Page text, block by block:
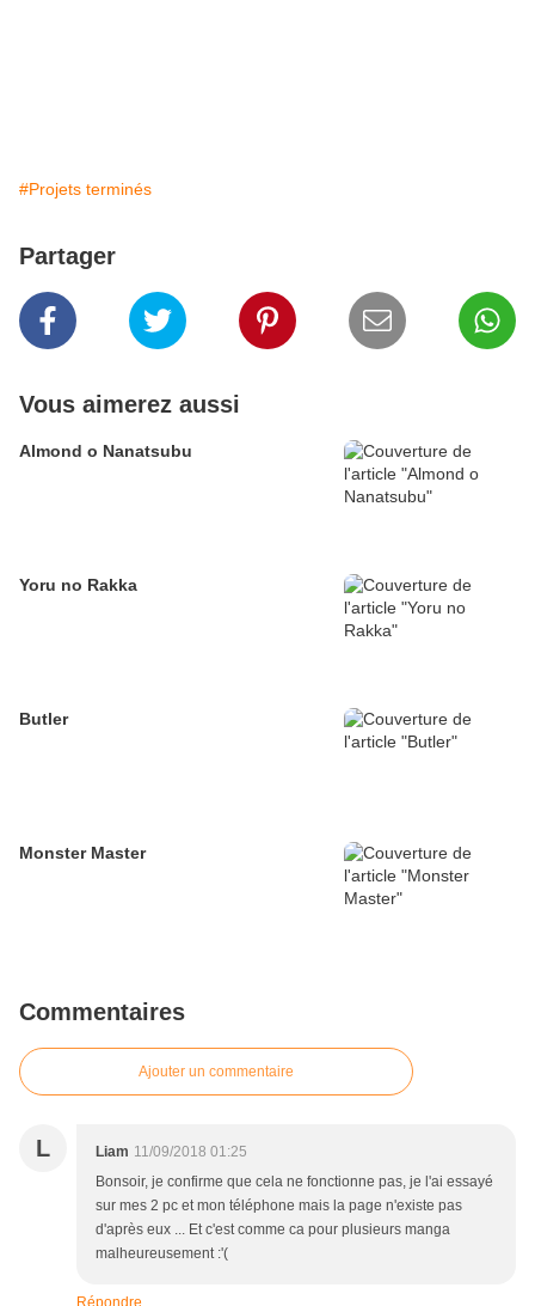
#Projets terminés
Partager
Vous aimerez aussi
Almond o Nanatsubu
Yoru no Rakka
Butler
Monster Master
Commentaires
Ajouter un commentaire
L Liam 11/09/2018 01:25
Bonsoir, je confirme que cela ne fonctionne pas, je l'ai essayé
sur mes 2 pc et mon téléphone mais la page n'existe pas
d'après eux ... Et c'est comme ca pour plusieurs manga
malheureusement :'(
Répondre